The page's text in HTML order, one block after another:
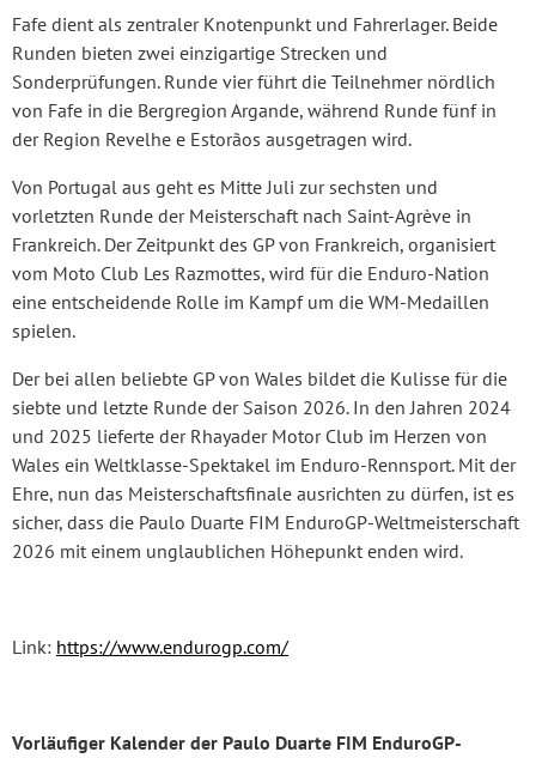
Fafe dient als zentraler Knotenpunkt und Fahrerlager. Beide
Runden bieten zwei einzigartige Strecken und
Sonderprüfungen. Runde vier führt die Teilnehmer nördlich
von Fafe in die Bergregion Argande, während Runde fünf in
der Region Revelhe e Estorãos ausgetragen wird.
Von Portugal aus geht es Mitte Juli zur sechsten und
vorletzten Runde der Meisterschaft nach Saint-Agrève in
Frankreich. Der Zeitpunkt des GP von Frankreich, organisiert
vom Moto Club Les Razmottes, wird für die Enduro-Nation
eine entscheidende Rolle im Kampf um die WM-Medaillen
spielen.
Der bei allen beliebte GP von Wales bildet die Kulisse für die
siebte und letzte Runde der Saison 2026. In den Jahren 2024
und 2025 lieferte der Rhayader Motor Club im Herzen von
Wales ein Weltklasse-Spektakel im Enduro-Rennsport. Mit der
Ehre, nun das Meisterschaftsfinale ausrichten zu dürfen, ist es
sicher, dass die Paulo Duarte FIM EnduroGP-Weltmeisterschaft
2026 mit einem unglaublichen Höhepunkt enden wird.
Link: https://www.endurogp.com/
Vorläufiger Kalender der Paulo Duarte FIM EnduroGP-